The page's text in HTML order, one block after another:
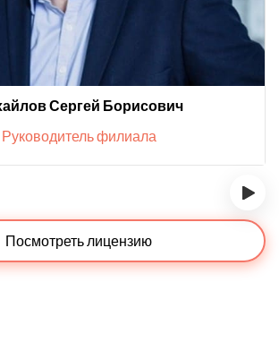
Сергей Борисович
Руководитель филиала
›
Посмотреть лицензию